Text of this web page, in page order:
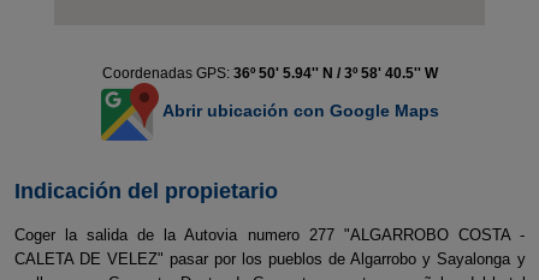
Coordenadas GPS: 36º 50' 5.94'' N / 3º 58' 40.5'' W
Abrir ubicación con Google Maps
Indicación del propietario
Coger la salida de la Autovia numero 277 "ALGARROBO COSTA -
CALETA DE VELEZ" pasar por los pueblos de Algarrobo y Sayalonga y